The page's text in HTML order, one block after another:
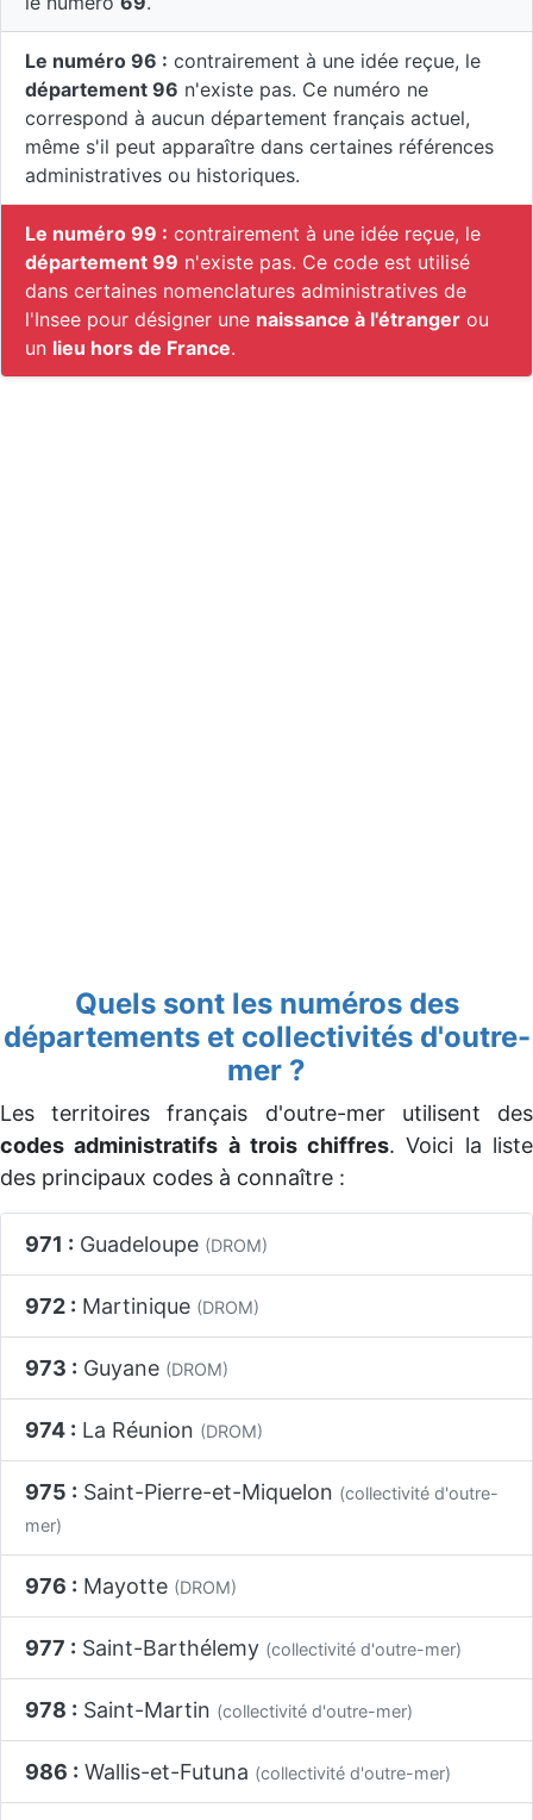
Le numéro 96 : contrairement à une idée reçue, le
département 96 n'existe pas. Ce numéro ne
correspond à aucun département français actuel,
même s'il peut apparaître dans certaines références
administratives ou historiques.
Le numéro 99 : contrairement à une idée reçue, le
département 99 n'existe pas. Ce code est utilisé
dans certaines nomenclatures administratives de
l'Insee pour désigner une naissance à l'étranger ou
un lieu hors de France.
Quels sont les numéros des
départements et collectivités d'outre-
mer ?
Les territoires français d'outre-mer utilisent des
codes administratifs à trois chiffres. Voici la liste
des principaux codes à connaître :
971 : Guadeloupe (DROM)
972 : Martinique (DROM)
973 : Guyane (DROM)
974 : La Réunion (DROM)
975 : Saint-Pierre-et-Miquelon (collectivité d'outre-
mer)
976 : Mayotte (DROM)
977 : Saint-Barthélemy (collectivité d'outre-mer)
978 : Saint-Martin (collectivité d'outre-mer)
986 : Wallis-et-Futuna (collectivité d'outre-mer)